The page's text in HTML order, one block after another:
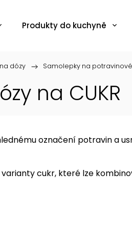
Produkty do kuchyně
dózy / Samolepky na
na CUKR
označení potravin a
cukr, které lze